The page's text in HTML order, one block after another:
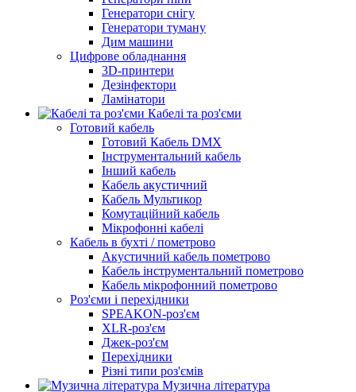
Генератори снігу
Генератори туману
Дим машини
Цифрове обладнання
3D-принтери
Дезінфектори
Ламінатори
Кабелі та роз'єми
Готовий кабель
Готовий Кабель DMX
Інструментальний кабель
Інший кабель
Кабель акустичний
Кабель Мультикор
Комутаційний кабель
Мікрофонні кабелі
Кабель в бухті / пометрово
Акустичний кабель пометрово
Кабель інструментальний пометрово
Кабель мікрофонний пометрово
Роз'єми і перехідники
SPEAKON-роз'єм
XLR-роз'єм
Джек-роз'єм
Перехідники
Різні типи роз'ємів
Музична література